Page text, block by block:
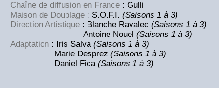
Chaîne de diffusion en France : Gulli
Maison de Doublage : S.O.F.I. (Saisons 1 à 3)
Direction Artistique : Blanche Ravalec (Saisons 1 à 3)
Antoine Nouel (Saisons 1 à 3)
Adaptation : Iris Salva (Saisons 1 à 3)
Marie Desprez (Saisons 1 à 3)
Daniel Fica (Saisons 1 à 3)